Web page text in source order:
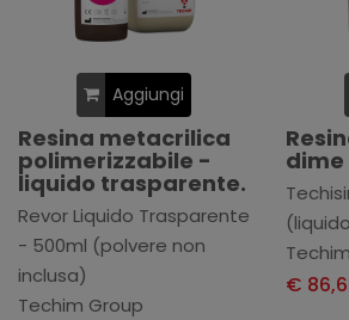
Aggiungi
Resina metacrilica
polimerizzabile -
liquido trasparente.
Revor Liquido Trasparente
- 500ml (polvere non
inclusa)
Techim Group
€